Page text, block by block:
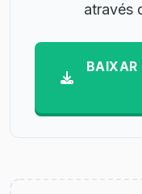
através
BAIXAR